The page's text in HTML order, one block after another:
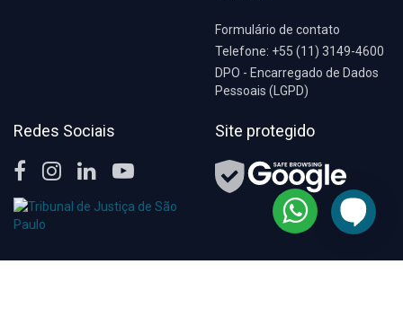
Formulário de contato
Telefone: +55 (11) 3149-4600
DPO - Encarregado de Dados
Pessoais (LGPD)
Redes Sociais Site protegido